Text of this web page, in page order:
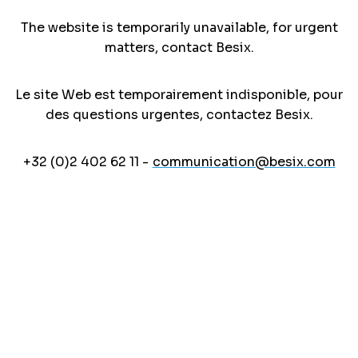
The website is temporarily unavailable, for urgent
matters, contact Besix.
Le site Web est temporairement indisponible, pour
des questions urgentes, contactez Besix.
+32 (0)2 402 62 11 - communication@besix.com